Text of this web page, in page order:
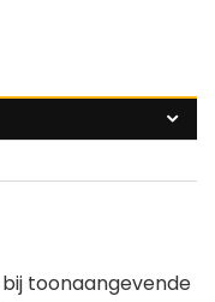
toonaangevende